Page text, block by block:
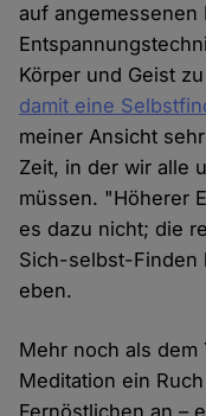
auf angemessenen
Körper und Geist
damit eine
meiner Ansicht
Zeit, in der wir alle
müssen. "Höherer
es dazu nicht; die
Sich-selbst-Finden
eben.
Mehr noch als dem
Meditation ein